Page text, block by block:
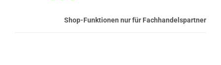
Shop-Funktionen nur für Fachhandelspartner